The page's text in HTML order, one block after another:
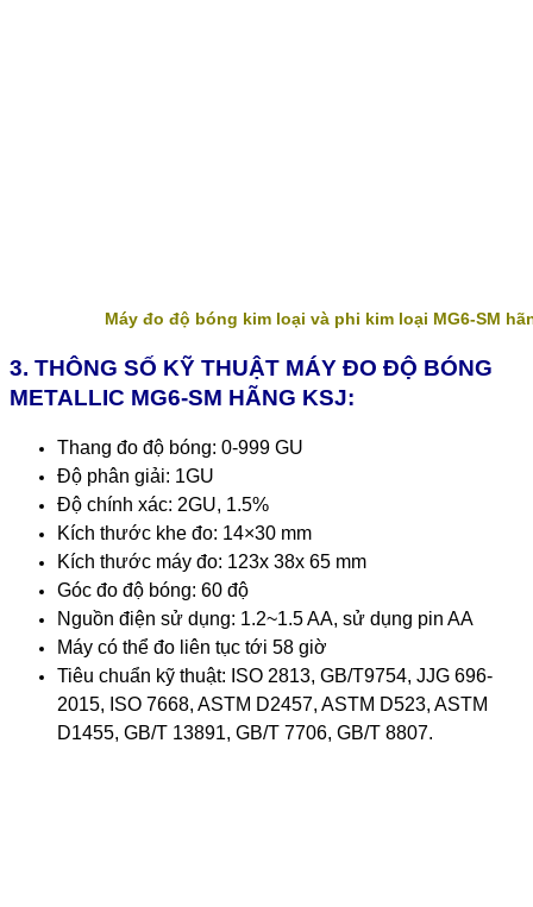
Máy đo độ bóng kim loại và phi kim loại MG6-SM
3. THÔNG SỐ KỸ THUẬT MÁY ĐO ĐỘ BÓNG
METALLIC MG6-SM HÃNG KSJ:
Thang đo độ bóng: 0-999 GU
Độ phân giải: 1GU
Độ chính xác: 2GU, 1.5%
Kích thước khe đo: 14×30 mm
Kích thước máy đo: 123x 38x 65 mm
Góc đo độ bóng: 60 độ
Nguồn điện sử dụng: 1.2~1.5 AA, sử dụng pin AA
Máy có thể đo liên tục tới 58 giờ
Tiêu chuẩn kỹ thuật: ISO 2813, GB/T9754, JJG 696-
2015, ISO 7668, ASTM D2457, ASTM D523, ASTM
D1455, GB/T 13891, GB/T 7706, GB/T 8807.